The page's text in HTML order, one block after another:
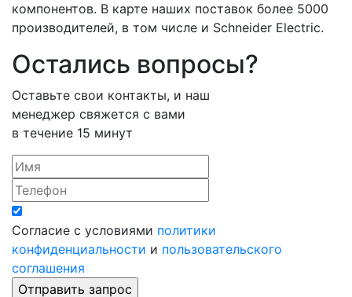
компонентов. В карте наших поставок более 5000
производителей, в том числе и Schneider Electric.
Остались вопросы?
Оставьте свои контакты, и наш
менеджер свяжется с вами
в течение 15 минут
Согласие с условиями политики
конфиденциальности и пользовательского
соглашения